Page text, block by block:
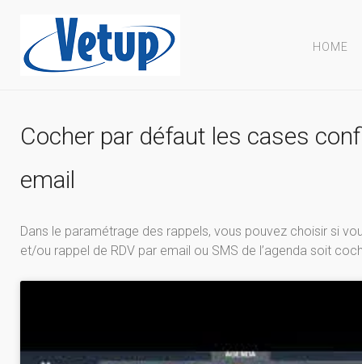
HOME
Cocher par défaut les cases
email
Dans le paramétrage des rappels, vous pouvez choisir si
et/ou rappel de RDV par email ou SMS de l’agenda soit